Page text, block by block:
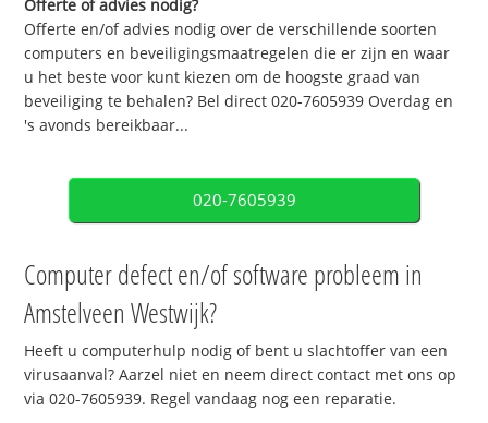
Offerte of advies nodig?
Offerte en/of advies nodig over de verschillende soorten
computers en beveiligingsmaatregelen die er zijn en waar
u het beste voor kunt kiezen om de hoogste graad van
beveiliging te behalen? Bel direct 020-7605939 Overdag en
's avonds bereikbaar...
020-7605939
Computer defect en/of software probleem in
Amstelveen Westwijk?
Heeft u computerhulp nodig of bent u slachtoffer van een
virusaanval? Aarzel niet en neem direct contact met ons op
via 020-7605939. Regel vandaag nog een reparatie.